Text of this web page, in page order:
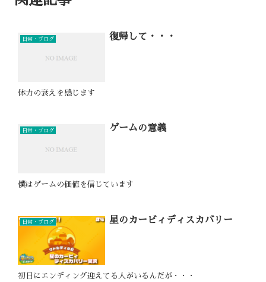
日常・ブログ 復帰して・・・
体力の衰えを感じます
日常・ブログ ゲームの意義
僕はゲームの価値を信じています
日常・ブログ 星のカービィディスカバリー
初日にエンディング迎えてる人がいるんだが・・・